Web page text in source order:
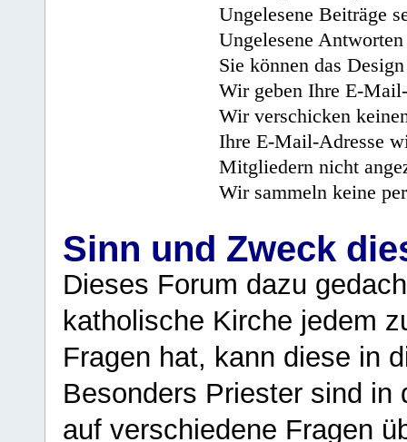
Ungelesene Beiträge
Ungelesene
Sie können das
Wir geben Ihre E-
Wir verschicken
Ihre E-Mail-Adresse
Mitgliedern nicht
Wir sammeln keine
Sinn und Zweck
Dieses Forum dazu
katholische Kirche jedem
Fragen hat, kann diese in
Besonders Priester sind in
auf verschiedene Fragen